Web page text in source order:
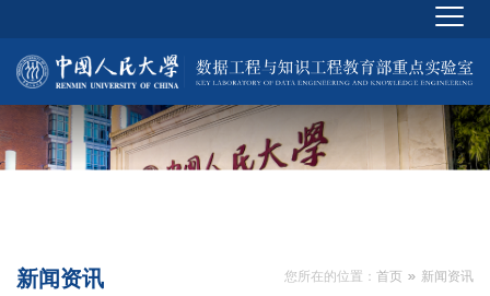
您所在的位置： 首页 新闻资讯
新闻资讯